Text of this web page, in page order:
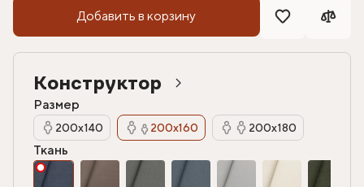
Добавить в корзину
Конструктор
Размер
200х140 200х160 200х180
Ткань